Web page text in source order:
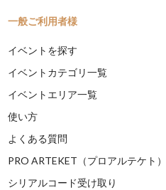
一般ご利用者様
イベントを探す
イベントカテゴリ一覧
イベントエリア一覧
使い方
よくある質問
PRO ARTEKET（プロアルテケト）
シリアルコード受け取り